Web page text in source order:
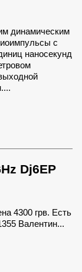
динамическим
с
наносекунд
Dj6EP
4300 грв. Есть
Валентин...